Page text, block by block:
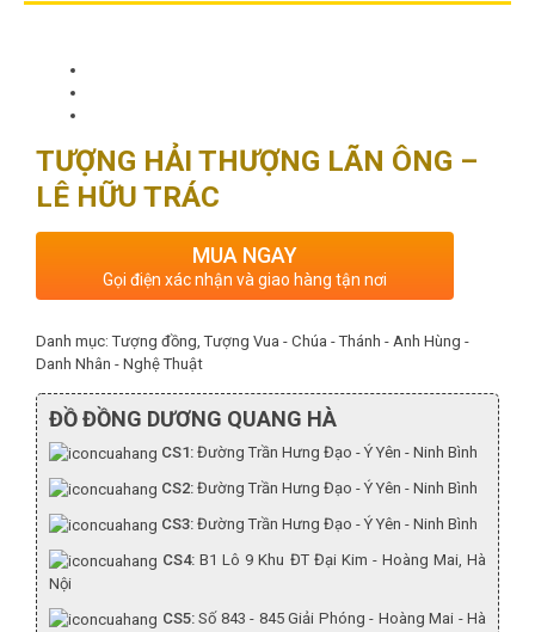
TƯỢNG HẢI THƯỢNG LÃN ÔNG –
LÊ HỮU TRÁC
MUA NGAY
Gọi điện xác nhận và giao hàng tận nơi
Danh mục:Tượng đồng,Tượng Vua - Chúa - Thánh - Anh Hùng -
Danh Nhân - Nghệ Thuật
ĐỒ ĐỒNG DƯƠNG QUANG HÀ
CS1: Đường Trần Hưng Đạo - Ý Yên - Ninh Bình
CS2: Đường Trần Hưng Đạo - Ý Yên - Ninh Bình
CS3: Đường Trần Hưng Đạo - Ý Yên - Ninh Bình
CS4: B1 Lô 9 Khu ĐT Đại Kim - Hoàng Mai, Hà
Nội
CS5:Số 843 - 845 Giải Phóng - Hoàng Mai - Hà